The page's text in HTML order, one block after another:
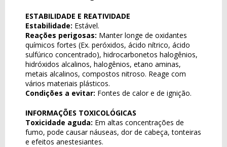
ESTABILIDADE E REATIVIDADE
Estabilidade: Estável.
Reações perigosas: Manter longe de oxidantes
químicos fortes (Ex. peróxidos, ácido nítrico, ácido
sulfúrico concentrado), hidrocarbonetos halogênios,
hidróxidos alcalinos, halogênios, etano aminas,
metais alcalinos, compostos nitroso. Reage com
vários materiais plásticos.
Condições a evitar: Fontes de calor e de ignição.
INFORMAÇÕES TOXICOLÓGICAS
Toxicidade aguda: Em altas concentrações de
fumo, pode causar náuseas, dor de cabeça, tonteiras
e efeitos anestesiantes.